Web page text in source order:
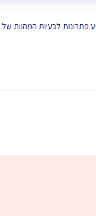
פתרונות לבעיות המהוות